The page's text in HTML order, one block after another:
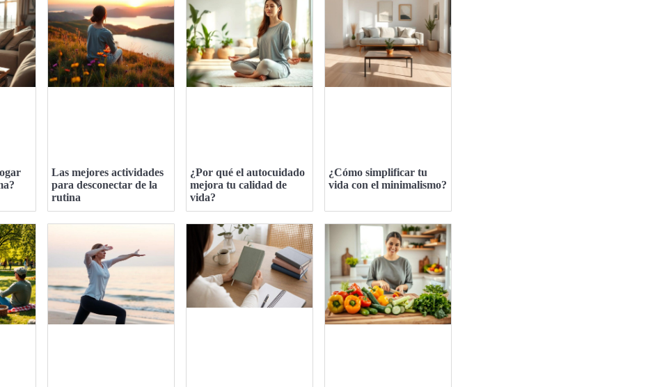
Las mejores actividades
para desconectar de la
rutina
¿Por qué el autocuidado
mejora tu calidad de
vida?
¿Cómo simplificar tu
vida con el minimalismo?